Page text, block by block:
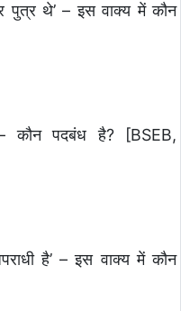
पुत्र थे’ – इस वाक्य में कौन
कौन पदबंध है? [BSEB,
है’ – इस वाक्य में कौन